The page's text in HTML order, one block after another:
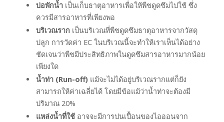
บ่อพักน้ำ เป็นเก็บธาตุอาหารเพื่อให้พืชดูดซึมไปใช้ ซึ่ง
ควรมีสารอาหารที่เพียงพอ
บริเวณราก เป็นบริเวณที่พืชดูดซึมธาตุอาหารจากวัสดุ
ปลูก การวัดค่า EC ในบริเวณนี้จะทำให้เราเห็นได้อย่าง
ชัดเจนว่าพืชมีประสิทธิภาพในดูดซึมสารอาหารมากน้อย
เพียงใด
น้ำท่า (Run-off) แม้จะไม่ได้อยู่บริเวณรากแต่ก็ยัง
สามารถให้ค่าเฉลี่ยได้ โดยมีข้อแม้ว่าน้ำท่าจะต้องมี
ปริมาณ 20%
แหล่งน้ำที่ใช้ อาจจะมีการปนเปื้อนของไอออนจาก